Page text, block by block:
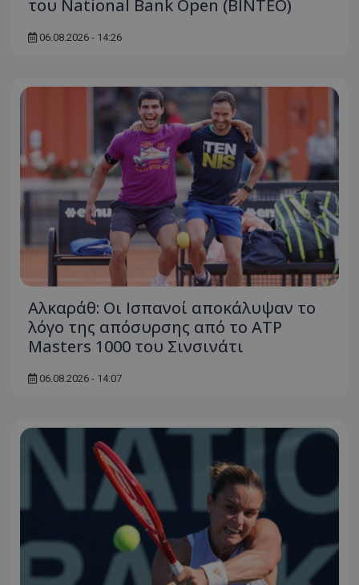
του National Bank Open (ΒΙΝΤΕΟ)
06.08.2026 - 14:26
Αλκαράθ: Οι Ισπανοί αποκάλυψαν το
λόγο της απόσυρσης από το ATP
Masters 1000 του Σινσινάτι
06.08.2026 - 14:07